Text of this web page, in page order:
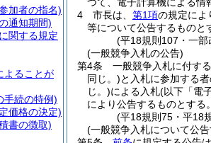
4
市長は、 第1項の規定によ
等について公告するものと
(平18規則107・一部
(一般競争入札の公告)
第4条
一般競争入札に付す
同じ。)と入札に参加する
じ。)による入札(以下「電
により公告するものとする。
(平18規則75・平18
(一般競争入札について公
加者の指名)
通知期間)
関する規定
よることが
手続の特例)
価格の決定)
書の徴取)